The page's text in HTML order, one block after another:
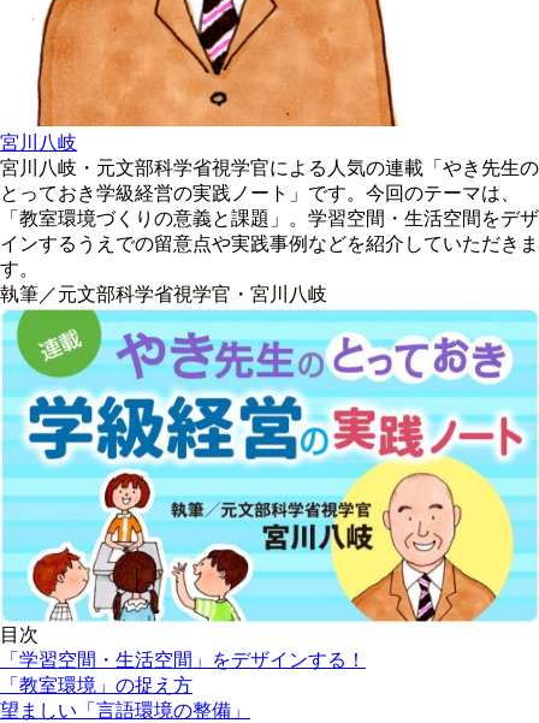
宮川八岐
宮川八岐・元文部科学省視学官による人気の連載「やき先生の
とっておき学級経営の実践ノート」です。今回のテーマは、
「教室環境づくりの意義と課題」。学習空間・生活空間をデザ
インするうえでの留意点や実践事例などを紹介していただきま
す。
執筆／元文部科学省視学官・宮川八岐
目次
「学習空間・生活空間」をデザインする！
「教室環境」の捉え方
望ましい「言語環境の整備」